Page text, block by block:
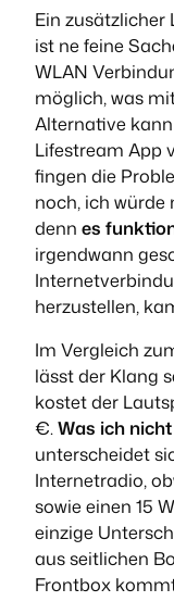
Ein
ist ne feine
WLAN
möglich, was
Alternative
Lifestream App
fingen die
noch, ich
denn es
irgendwann
herzustellen,
Im Vergleich
lässt der Klang
kostet der
€.Was ich
unterscheidet
Internetradio,
sowie einen 15
einzige
aus seitlichen
Frontbox